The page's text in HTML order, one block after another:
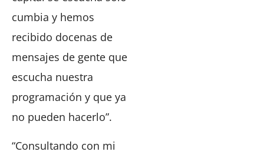
cumbia y hemos
recibido docenas de
mensajes de gente que
escucha nuestra
programación y que ya
no pueden hacerlo”.
“Consultando con mi